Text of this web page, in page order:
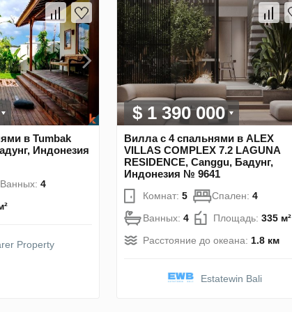
в Tumbak
Индонезия
Ванных: 4
Property
$ 1 390 000
Вилла с 4 спальнями в ALEX
VILLAS COMPLEX 7.2 LAGUNA
RESIDENCE, Canggu, Бадунг,
Индонезия № 9641
Комнат: 5 Спален: 4
Ванных: 4 Площадь: 335 м²
Расстояние до океана: 1.8 км
Estatewin Bali